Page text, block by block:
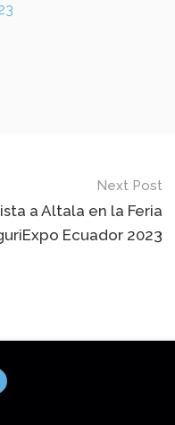
Next Post
a Altala en la Feria
Ecuador 2023